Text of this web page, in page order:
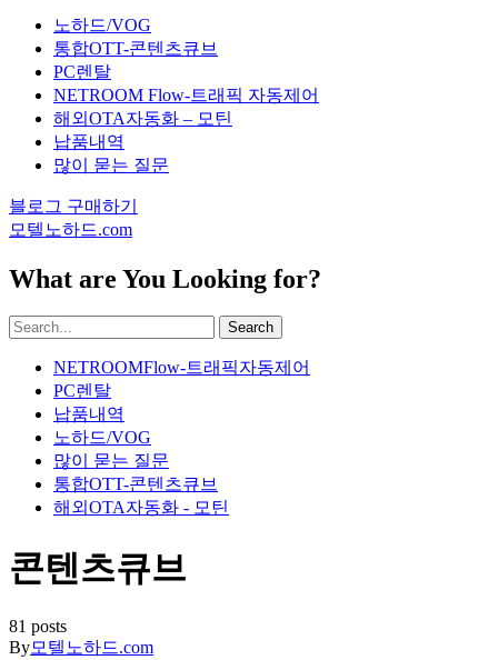
노하드/VOG
통합OTT-콘텐츠큐브
PC렌탈
NETROOM Flow-트래픽 자동제어
해외OTA자동화 – 모틴
납품내역
많이 묻는 질문
블로그 구매하기
모텔노하드.com
What are You Looking for?
Search
NETROOMFlow-트래픽자동제어
PC렌탈
납품내역
노하드/VOG
많이 묻는 질문
통합OTT-콘텐츠큐브
해외OTA자동화 - 모틴
콘텐츠큐브
81 posts
By모텔노하드.com